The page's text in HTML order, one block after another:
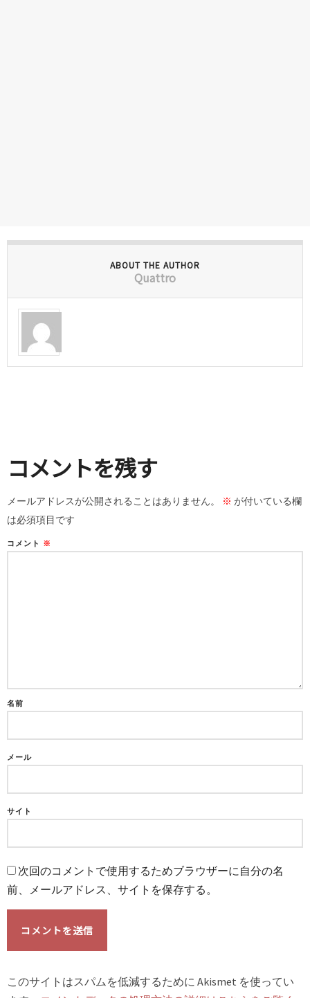
ABOUT THE AUTHOR
Quattro
コメントを残す
メールアドレスが公開されることはありません。 ※ が付いている欄
は必須項目です
コメント ※
名前
メール
サイト
次回のコメントで使用するためブラウザーに自分の名
前、メールアドレス、サイトを保存する。
このサイトはスパムを低減するために Akismet を使ってい